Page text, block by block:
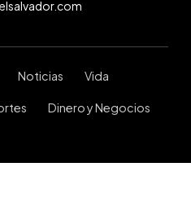
Noticias Vida
Dinero y Negocios